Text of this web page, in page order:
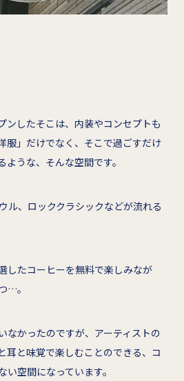
ンしたそこは、内装やコンセプトも
服」だけでなく、そこで過ごすだけ
うな、そんな空間です。
ル、ロッククラシックなどが流れる
したコーヒーを無料で楽しみなが
…。
なかったのですが、アーティストの
耳と味覚で楽しむことのできる、コ
空間になっています。